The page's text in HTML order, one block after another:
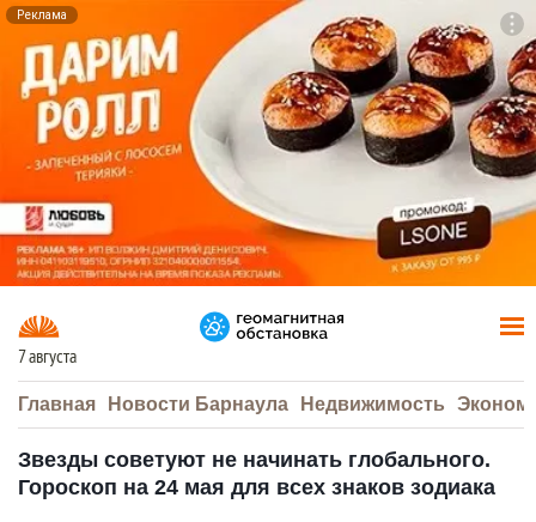
Реклама
7 августа
Главная Новости Барнаула Недвижимость
Звезды советуют не начинать глобального.
Гороскоп на 24 мая для всех знаков зодиака